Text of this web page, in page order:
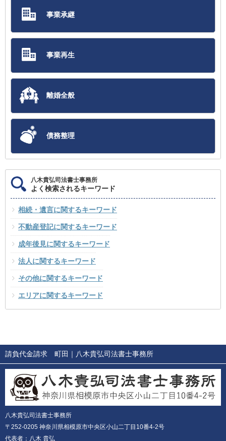
事業承継
事業再生
離婚全般
債務整理
八木貴弘司法書士事務所
よく検索されるキーワード
相続・遺言に関するキーワード
不動産登記に関するキーワード
成年後見に関するキーワード
法人に関するキーワード
その他に関するキーワード
エリアに関するキーワード
請負代金請求 町田 ｜八木貴弘司法書士事務所
八木貴弘司法書士事務所
〒252-0205 神奈川県相模原市中央区小山二丁目10番4-2号
代表者：八木 貴弘